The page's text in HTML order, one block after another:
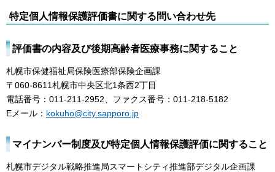
特定個人情報保護評価書に関する問い合わせ先
評価書の内容及び後期高齢者医療事務に関すること
札幌市保健福祉局保険医療部保険企画課
〒060-8611札幌市中央区北1条西2丁目
電話番号：011-211-2952、ファクス番号：011-218-5182
Eメール： kokuho@city.sapporo.jp
マイナンバー制度及び特定個人情報保護評価に関すること
札幌市デジタル戦略推進局スマートシティ推進部デジタル企画課